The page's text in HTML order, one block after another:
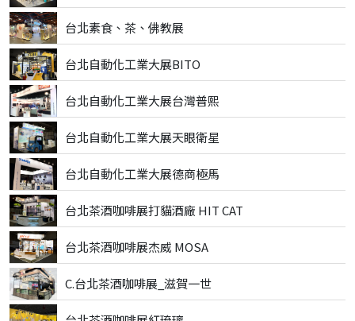
台北素食、茶、佛教展
台北自動化工業大展BITO
台北自動化工業大展台灣普熙
台北自動化工業大展天眼衛星
台北自動化工業大展德商極馬
台北茶酒咖啡展打貓酒廠 HIT CAT
台北茶酒咖啡展杰威 MOSA
C.台北茶酒咖啡展_滋賀一世